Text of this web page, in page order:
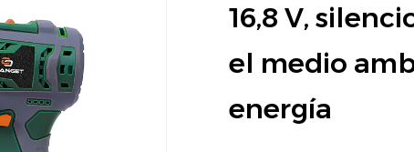
16,8 V,
el medio
energía